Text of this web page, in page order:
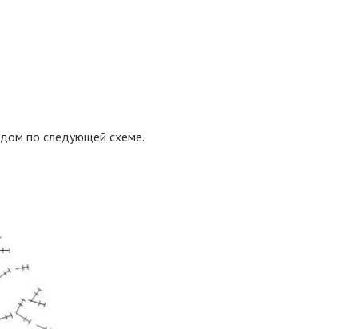
по следующей схеме.